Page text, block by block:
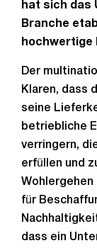
hat sich das
Branche
hochwertige
Der
Klaren, dass
seine
betriebliche
verringern,
erfüllen und
für
dass ein